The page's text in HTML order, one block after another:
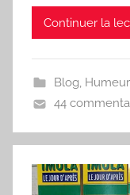
Continuer la
Blog, Humeur
44